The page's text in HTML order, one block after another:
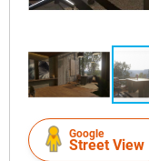
Google
Street View